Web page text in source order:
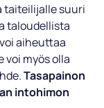
taiteilijalle suuri
taloudellista
aiheuttaa
voi myös olla
Tasapainon
intohimon